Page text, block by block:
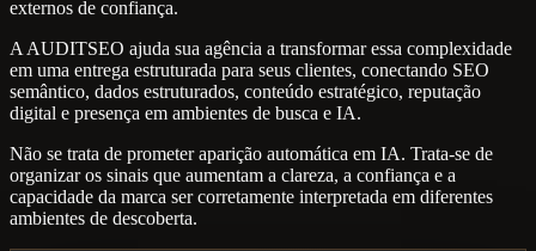
externos de confiança.
A AUDITSEO ajuda sua agência a transformar essa complexidade
em uma entrega estruturada para seus clientes, conectando SEO
semântico, dados estruturados, conteúdo estratégico, reputação
digital e presença em ambientes de busca e IA.
Não se trata de prometer aparição automática em IA. Trata-se de
organizar os sinais que aumentam a clareza, a confiança e a
capacidade da marca ser corretamente interpretada em diferentes
ambientes de descoberta.